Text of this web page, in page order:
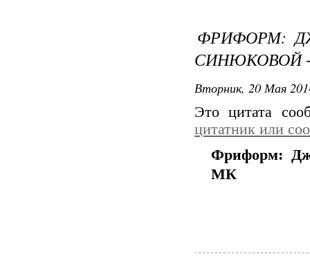
ФРИФОРМ:
СИНЮКОВОЙ
Вторник, 20 Мая
Это цитата
цитатник или
Фриформ:
МК